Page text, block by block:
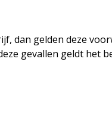
dan gelden deze
gevallen geldt het